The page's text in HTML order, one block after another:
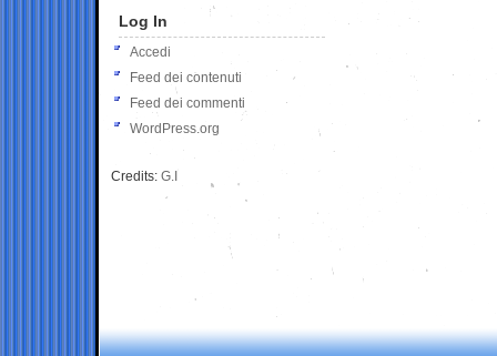
Log In
Accedi
Feed dei contenuti
Feed dei commenti
WordPress.org
Credits: G.I